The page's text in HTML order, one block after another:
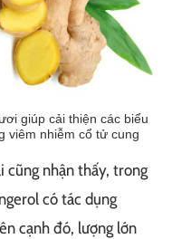
giúp cải thiện các biểu
viêm nhiễm cổ tử cung
cũng nhận thấy, trong
có tác dụng
cạnh đó, lượng lớn